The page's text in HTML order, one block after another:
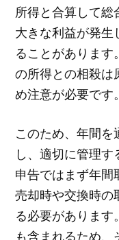
所得と合算して総
大きな利益が発生
ることがありま
の所得との相殺は
め注意が必要です。
このため、年間
し、適切に管理
申告ではまず年
売却時や交換時の
る必要がありま
も含まれるため、